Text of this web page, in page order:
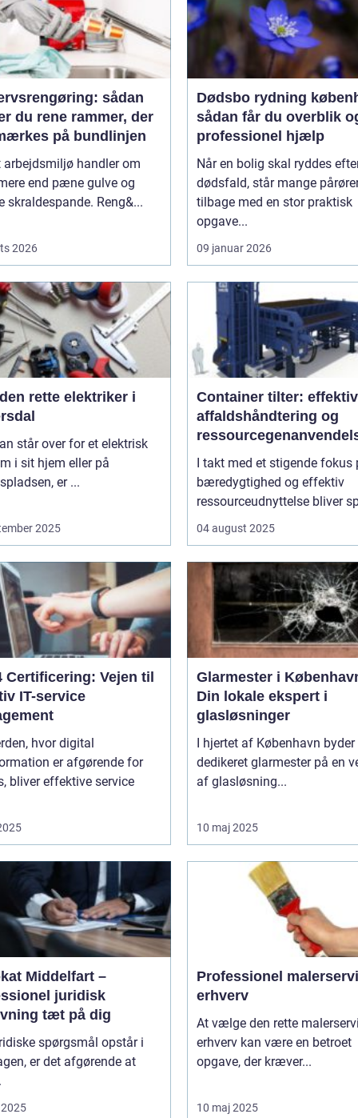
sådan
du rene rammer, der
på bundlinjen
arbejdsmiljø handler om
end pæne gulve og
skraldespande. Reng&...
2026
Dødsbo rydning
sådan får du overblik
professionel hjælp
Når en bolig skal ryddes
dødsfald, står mange
tilbage med en stor praktisk
opgave...
09 januar 2026
rette elektriker i
står over for et elektrisk
i sit hjem eller på
er ...
2025
Container tilter:
affaldshåndtering og
I takt med et stigende fokus
bæredygtighed og effektiv
ressourceudnyttelse bliver
04 august 2025
Certificering: Vejen til
IT-service
hvor digital
er afgørende for
bliver effektive service
Glarmester i
Din lokale ekspert i
glasløsninger
I hjertet af København byder
dedikeret glarmester på en
af glasløsning...
10 maj 2025
Middelfart –
juridisk
tæt på dig
spørgsmål opstår i
er det afgørende at
Professionel
erhverv
At vælge den rette
erhverv kan være en betroet
opgave, der kræver...
10 maj 2025